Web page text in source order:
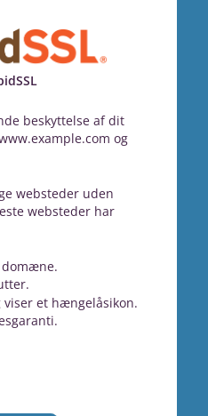
beskyttelse af dit
og
websteder uden
websteder har
viser et hængelåsikon.